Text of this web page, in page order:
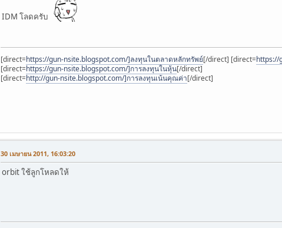
IDM โลดครับ
[direct=https://gun-nsite.blogspot.com/]ลงทุนในตลาดหลักทรัพย์[/direct] [direct=https://
[direct=https://gun-nsite.blogspot.com/]การลงทุนในหุ้น[/direct]
[direct=http://gun-nsite.blogspot.com/]การลงทุนเน้นคุณค่า[/direct]
30 เมษายน 2011, 16:03:20
orbit ใช้ลูกโหลดให้